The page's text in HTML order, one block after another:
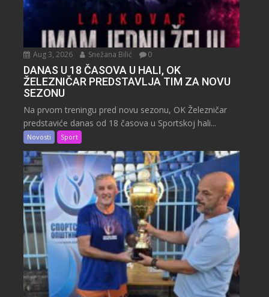
Aug 3, 2026 Snežana Bilić 0
DANAS U 18 ČASOVA U HALI, OK
ŽELEZNIČAR PREDSTAVLJA TIM ZA NOVU
SEZONU
Na prvom treningu pred novu sezonu, OK Železničar
predstaviće danas od 18 časova u Sportskoj hali...
Novosti Sport